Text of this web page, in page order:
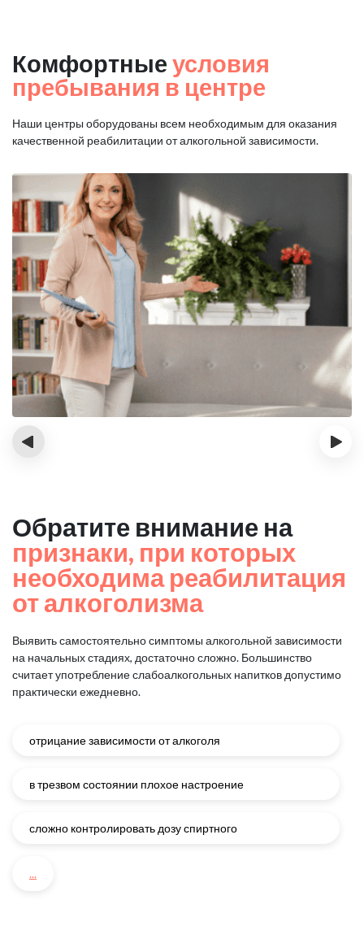
Комфортные условия
пребывания в центре
Наши центры оборудованы всем необходимым для оказания
качественной реабилитации от алкогольной зависимости.
‹ ›
Обратите внимание на
признаки, при которых
необходима реабилитация
от алкоголизма
Выявить самостоятельно симптомы алкогольной зависимости
на начальных стадиях, достаточно сложно. Большинство
считает употребление слабоалкогольных напитков допустимо
практически ежедневно.
отрицание зависимости от алкоголя
в трезвом состоянии плохое настроение
сложно контролировать дозу спиртного
...